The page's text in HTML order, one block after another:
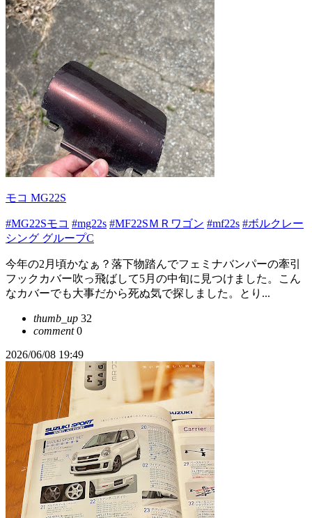
モコ MG22S
#MG22Sモコ #mg22s #MF22SＭＲワゴン #mf22s #ボルクレー
シング グループC
今年の2月頃かなぁ？落下物踏んでフェミナバンパーの牽引
フックカバー吹っ飛ばして5月の中旬に見つけました。こん
なカバーでも大事だから死ぬ気で探しました。とり...
thumb_up 32
comment0
2026/06/08 19:49